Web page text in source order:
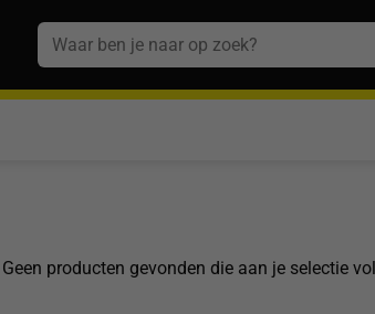
Zoeken
naar:
Geen producten gevonden die aan je selectie